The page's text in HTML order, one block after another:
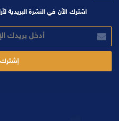
اشترك الآن في النشرة البريدية
بريدك
الإلكتروني